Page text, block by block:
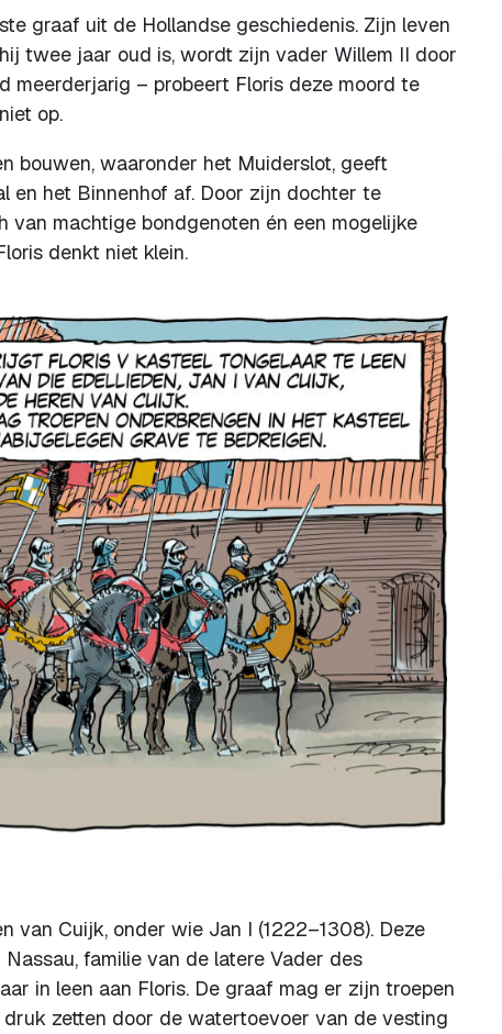
graaf uit de Hollandse geschiedenis. Zijn leven
twee jaar oud is, wordt zijn vader Willem II door
meerderjarig – probeert Floris deze moord te
op.
bouwen, waaronder het Muiderslot, geeft
en het Binnenhof af. Door zijn dochter te
machtige bondgenoten én een mogelijke
denkt niet klein.
van Cuijk, onder wie Jan I (1222–1308). Deze
familie van de latere Vader des
in leen aan Floris. De graaf mag er zijn troepen
zetten door de watertoevoer van de vesting